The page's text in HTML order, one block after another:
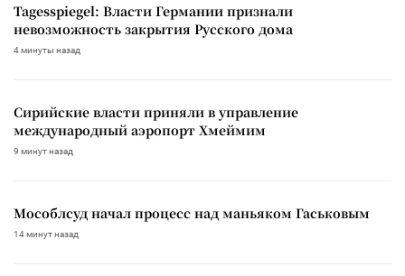
Tagesspiegel: Власти Германии признали
невозможность закрытия Русского дома
4 минуты назад
Сирийские власти приняли в управление
международный аэропорт Хмеймим
9 минут назад
Мособлсуд начал процесс над маньяком Гаськовым
14 минут назад